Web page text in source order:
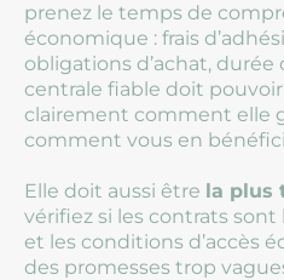
prenez le temps de
économique : frais
obligations d’achat,
centrale fiable doit
clairement comment elle
comment vous en
Elle doit aussi être la plus
vérifiez si les contrats sont
et les conditions d’accès
des promesses trop